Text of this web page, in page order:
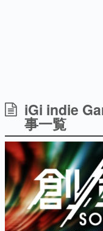
日本のモ
ルを網羅
解説を掲
若ゲの
『うつヌ
一先生に
なんで
ゲーム開
具体的な
です。